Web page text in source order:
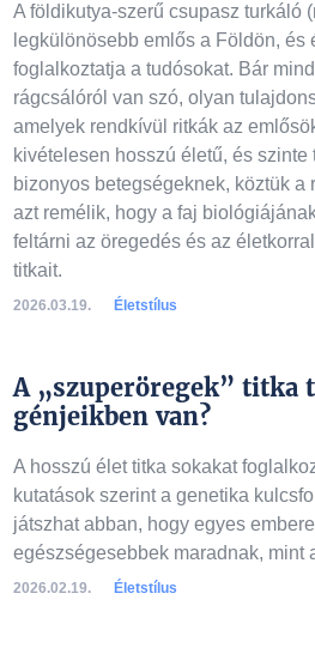
A földikutya-szerű csupasz turkáló
legkülönösebb emlős a Földön, és
foglalkoztatja a tudósokat. Bár
rágcsálóról van szó, olyan
amelyek rendkívül ritkák az
kivételesen hosszú életű, és szinte
bizonyos betegségeknek, köztük a
azt remélik, hogy a faj
feltárni az öregedés és az
titkait.
2026.03.19. Életstílus
A „szuperöregek” titka
génjeikben van?
A hosszú élet titka sokakat
kutatások szerint a genetika
játszhat abban, hogy egyes
egészségesebbek maradnak, mint
2026.02.19. Életstílus